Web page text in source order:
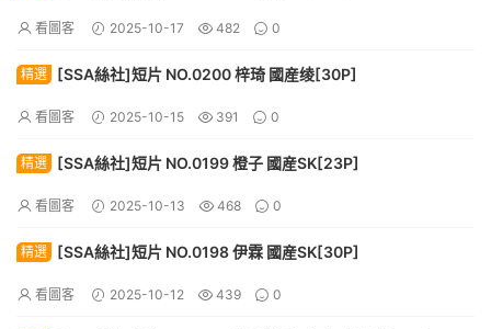
看圖客 2025-10-17 482 0
精選 [SSA絲社]短片 NO.0200 梓琦 國産绫[30P]
看圖客 2025-10-15 391 0
精選 [SSA絲社]短片 NO.0199 橙子 國産SK[23P]
看圖客 2025-10-13 468 0
精選 [SSA絲社]短片 NO.0198 伊霖 國産SK[30P]
看圖客 2025-10-12 439 0